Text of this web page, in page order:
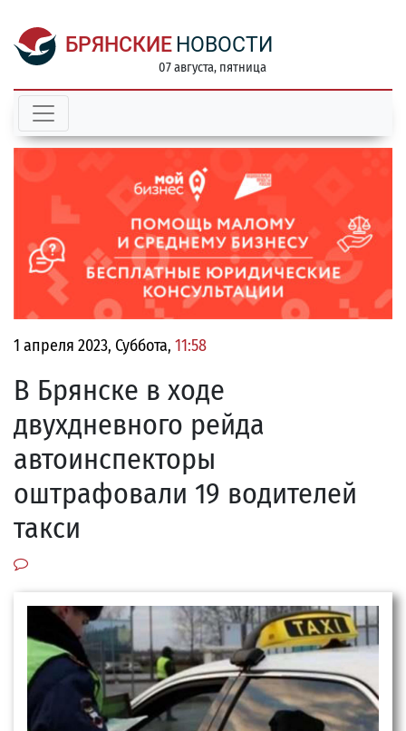
БРЯНСКИЕ НОВОСТИ
07 августа, пятница
1 апреля 2023, Суббота, 11:58
В Брянске в ходе
двухдневного рейда
автоинспекторы
оштрафовали 19 водителей
такси